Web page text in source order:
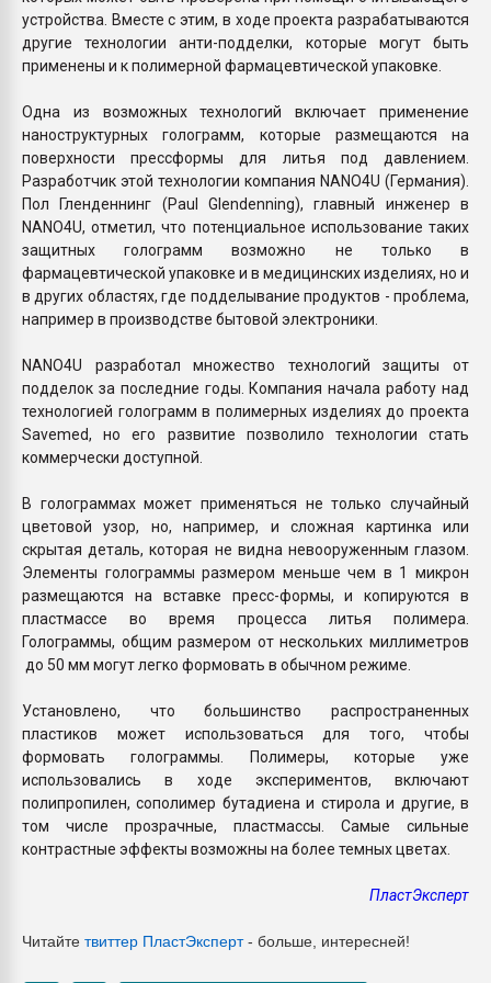
устройства. Вместе с этим, в ходе проекта разрабатываются
другие технологии анти-подделки, которые могут быть
применены и к полимерной фармацевтической упаковке.
Одна из возможных технологий включает применение
наноструктурных голограмм, которые размещаются на
поверхности прессформы для литья под давлением.
Разработчик этой технологии компания NANO4U (Германия).
Пол Гленденнинг (Paul Glendenning), главный инженер в
NANO4U, отметил, что потенциальное использование таких
защитных голограмм возможно не только в
фармацевтической упаковке и в медицинских изделиях, но и
в других областях, где подделывание продуктов - проблема,
например в производстве бытовой электроники.
NANO4U разработал множество технологий защиты от
подделок за последние годы. Компания начала работу над
технологией голограмм в полимерных изделиях до проекта
Savemed, но его развитие позволило технологии стать
коммерчески доступной.
В голограммах может применяться не только случайный
цветовой узор, но, например, и сложная картинка или
скрытая деталь, которая не видна невооруженным глазом.
Элементы голограммы размером меньше чем в 1 микрон
размещаются на вставке пресс-формы, и копируются в
пластмассе во время процесса литья полимера.
Голограммы, общим размером от нескольких миллиметров
до 50 мм могут легко формовать в обычном режиме.
Установлено, что большинство распространенных
пластиков может использоваться для того, чтобы
формовать голограммы. Полимеры, которые уже
использовались в ходе экспериментов, включают
полипропилен, сополимер бутадиена и стирола и другие, в
том числе прозрачные, пластмассы. Самые сильные
контрастные эффекты возможны на более темных цветах.
ПластЭксперт
Читайте твиттер ПластЭксперт- больше, интересней!